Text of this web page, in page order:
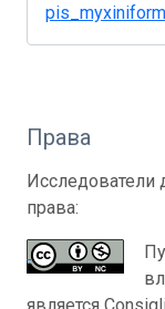
Права
права: